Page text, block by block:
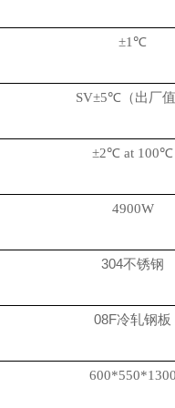
±1℃
SV±5℃（出厂
±2℃ at 100℃
4900W
304不锈钢
08F冷轧钢板